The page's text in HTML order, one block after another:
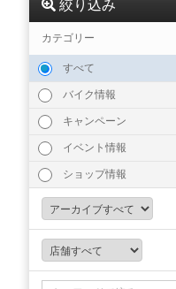
絞り込み
カテゴリー
すべて
バイク情報
キャンペーン
イベント情報
ショップ情報